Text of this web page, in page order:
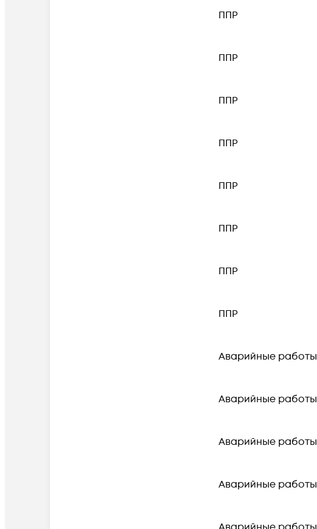
ППР
ППР
ППР
ППР
ППР
ППР
ППР
ППР
Аварийные работы
Аварийные работы
Аварийные работы
Аварийные работы